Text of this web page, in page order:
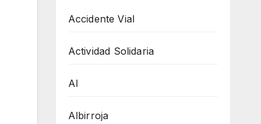
Accidente Vial
Actividad Solidaria
AI
Albirroja